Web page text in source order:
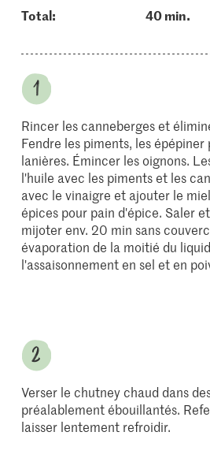
Total: 40 min.
Rincer les canneberges et
Fendre les piments, les épépiner
lanières. Émincer les oignons.
l'huile avec les piments et les
avec le vinaigre et ajouter le
épices pour pain d'épice. Saler
mijoter env. 20 min sans
évaporation de la moitié du
l'assaisonnement en sel et en
Verser le chutney chaud dans
préalablement ébouillantés.
laisser lentement refroidir.